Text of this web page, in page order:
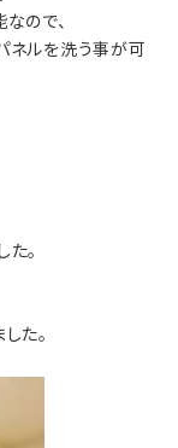
ので、
ネルを洗う事が可
。
た。